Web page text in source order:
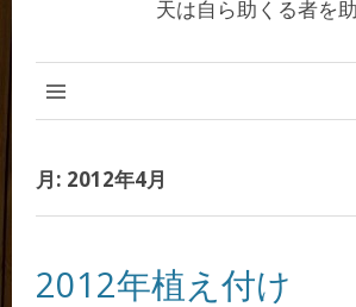
天は自ら助くる者を
月: 2012年4月
2012年植え付け